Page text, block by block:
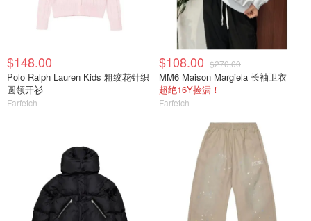
$148.00
Polo Ralph Lauren Kids 粗绞花针织
圆领开衫
Farfetch
$108.00 $270.00
MM6 Maison Margiela 长袖卫衣
超绝16Y捡漏！
Farfetch